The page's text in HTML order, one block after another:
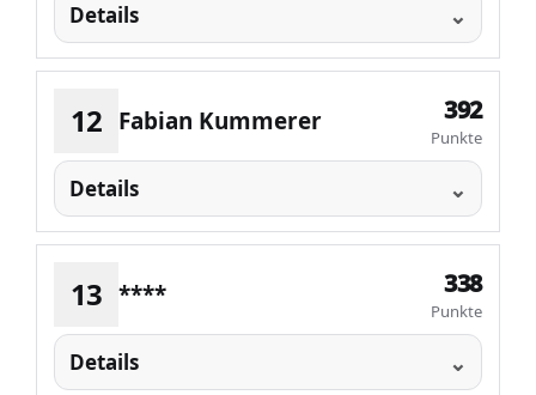
Details
12 Fabian Kummerer 392
Punkte
Details
13 **** 338
Punkte
Details